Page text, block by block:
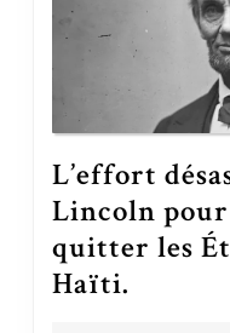
L’effort
Lincoln
quitter les
Haïti.